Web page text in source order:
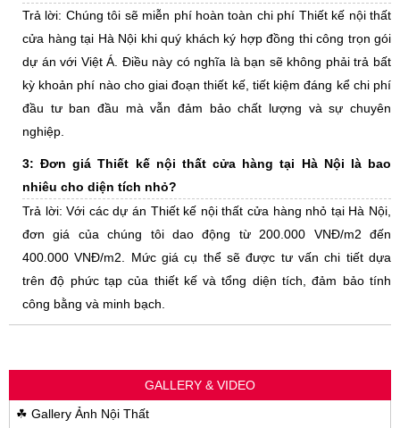
Trả lời: Chúng tôi sẽ miễn phí hoàn toàn chi phí Thiết kế nội thất
cửa hàng tại Hà Nội khi quý khách ký hợp đồng thi công trọn gói
dự án với Việt Á. Điều này có nghĩa là bạn sẽ không phải trả bất
kỳ khoản phí nào cho giai đoạn thiết kế, tiết kiệm đáng kể chi phí
đầu tư ban đầu mà vẫn đảm bảo chất lượng và sự chuyên
nghiệp.
3: Đơn giá Thiết kế nội thất cửa hàng tại Hà Nội là bao
nhiêu cho diện tích nhỏ?
Trả lời: Với các dự án Thiết kế nội thất cửa hàng nhỏ tại Hà Nội,
đơn giá của chúng tôi dao động từ 200.000 VNĐ/m2 đến
400.000 VNĐ/m2. Mức giá cụ thể sẽ được tư vấn chi tiết dựa
trên độ phức tạp của thiết kế và tổng diện tích, đảm bảo tính
công bằng và minh bạch.
GALLERY & VIDEO
☘ Gallery Ảnh Nội Thất